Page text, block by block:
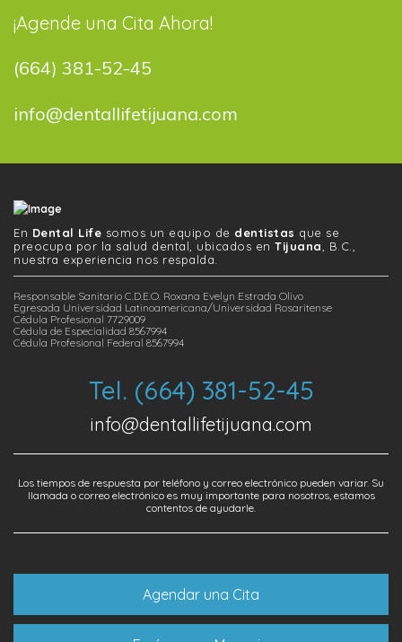
¡Agende una Cita Ahora!
(664) 381-52-45
info@dentallifetijuana.com
En Dental Life somos un equipo de dentistas que se
preocupa por la salud dental, ubicados en Tijuana, B.C.,
nuestra experiencia nos respalda.
Responsable Sanitario C.D.E.O. Roxana Evelyn Estrada Olivo
Egresada Universidad Latinoamericana/Universidad Rosaritense
Cédula Profesional 7729009
Cédula de Especialidad 8567994
Cédula Profesional Federal 8567994
Tel. (664) 381-52-45
info@dentallifetijuana.com
Los tiempos de respuesta por teléfono y correo electrónico pueden variar. Su
llamada o correo electrónico es muy importante para nosotros, estamos
contentos de ayudarle.
Agendar una Cita